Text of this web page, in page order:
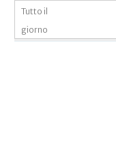
Tutto il
giorno